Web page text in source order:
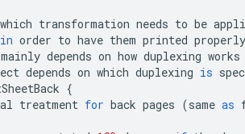
which transformation needs to be
in order to have them printed properly
mainly depends on how duplexing works
depends on which duplexing is
{
treatment for back pages (same as